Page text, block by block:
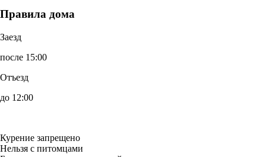
Правила дома
Заезд
после 15:00
Отъезд
до 12:00
Курение запрещено
Нельзя с питомцами